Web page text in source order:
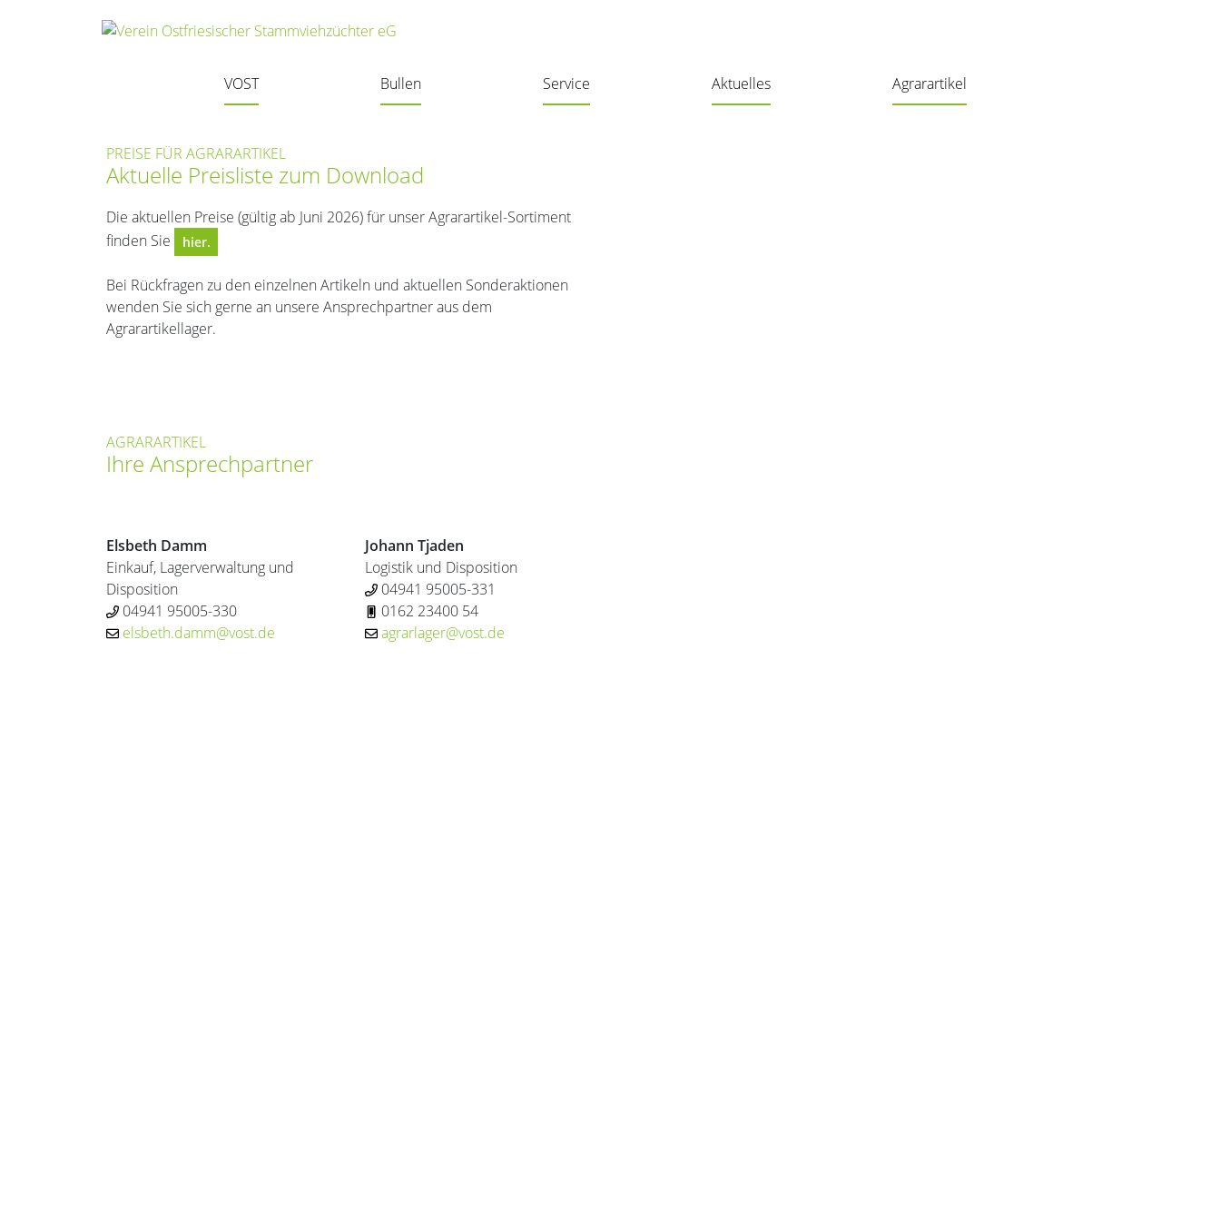
Navigation überspringen
VOST Bullen Service Aktuelles Agrarartikel
PREISE FÜR AGRARARTIKEL
Aktuelle Preisliste zum Download
Die aktuellen Preise (gültig ab Juni 2026) für unser Agrarartikel-Sortiment
finden Sie
hier.
Bei Rückfragen zu den einzelnen Artikeln und aktuellen Sonderaktionen
wenden Sie sich gerne an unsere Ansprechpartner aus dem
Agrarartikellager.
AGRARARTIKEL
Ihre Ansprechpartner
Elsbeth Damm
Einkauf, Lagerverwaltung und
Disposition
04941 95005-330
elsbeth.damm@vost.de
Johann Tjaden
Logistik und Disposition
04941 95005-331
0162 23400 54
agrarlager@vost.de